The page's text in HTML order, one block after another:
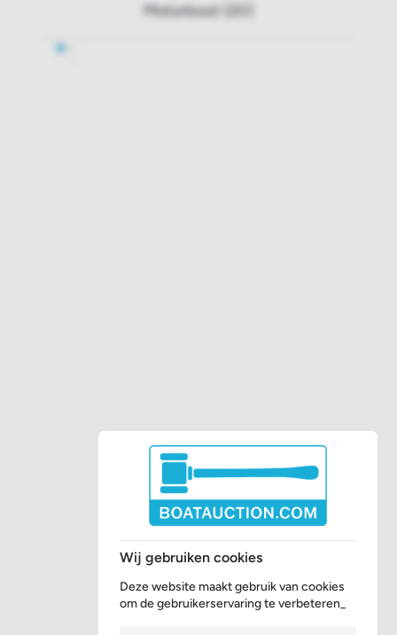
Motorboot (20)
Wij gebruiken cookies
Deze website maakt gebruik van cookies
om de gebruikerservaring te verbeteren_